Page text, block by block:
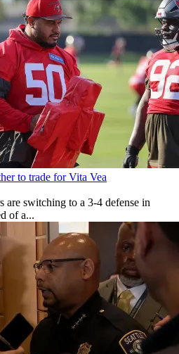
to trade for Vita Vea
are switching to a 3-4 defense in
of a...